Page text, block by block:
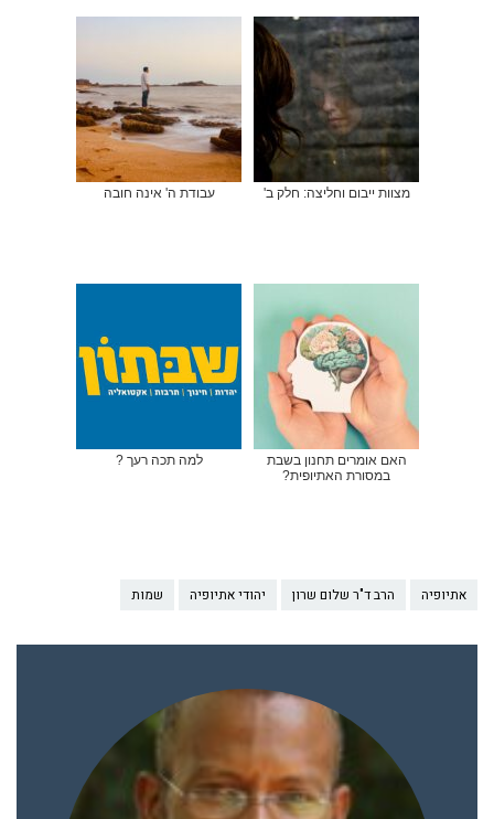
מצוות ייבום וחליצה: חלק ב' עבודת ה' אינה חובה
האם אומרים תחנון בשבת
במסורת האתיופית?
למה תכה רעך ?
אתיופיה הרב ד"ר שלום שרון יהודי אתיופיה שמות